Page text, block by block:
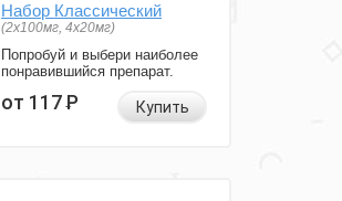
Набор Классический
(2x100мг, 4x20мг)
Попробуй и выбери наиболее
понравившийся препарат.
от 117Р Купить